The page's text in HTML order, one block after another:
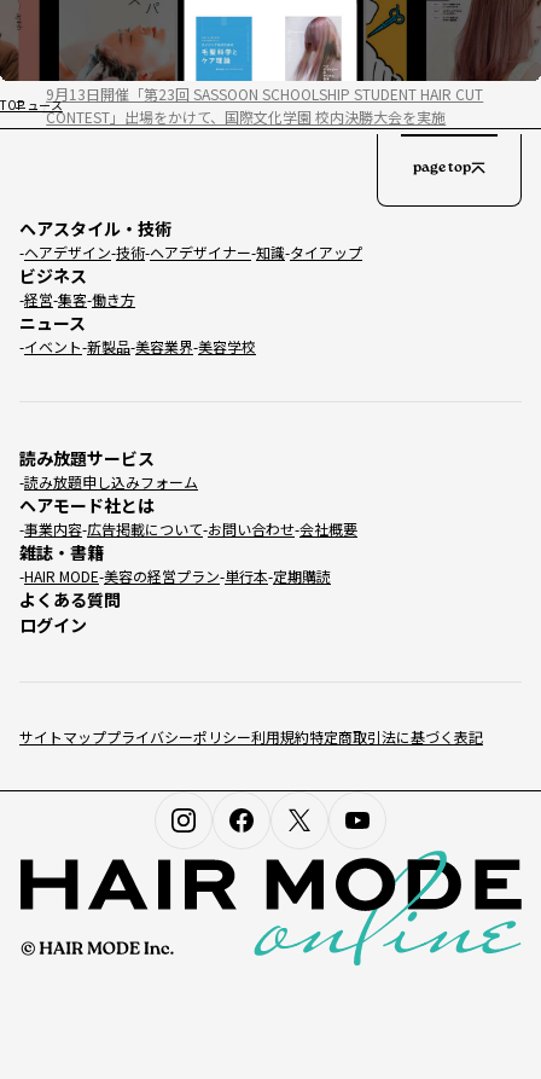
TOPニュース
9月13日開催「第23回 SASSOON SCHOOLSHIP STUDENT HAIR CUT
CONTEST」出場をかけて、国際文化学園 校内決勝大会を実施
サイトマッププライバシーポリシー利用規約特定商取引法に基づく表記
ヘアスタイル・技術
ヘアデザイン 技術 ヘアデザイナー 知識 タイアップ
ビジネス
経営 集客 働き方
ニュース
イベント 新製品 美容業界 美容学校
読み放題サービス
読み放題申し込みフォーム
ヘアモード社とは
事業内容 広告掲載について お問い合わせ 会社概要
雑誌・書籍
HAIR MODE 美容の経営プラン 単行本 定期購読
よくある質問
ログイン
page top